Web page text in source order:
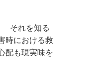
それを知る
時における救
配も現実味を